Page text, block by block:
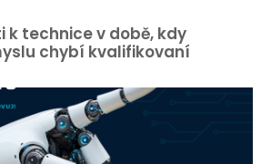
k technice v době, kdy
chybí kvalifikovaní